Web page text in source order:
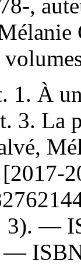
,
1. À
t. 3.
3). —
—